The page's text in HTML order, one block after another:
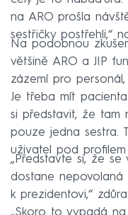
na ARO prošla
sestřičky postřehli,“
Na podobnou
většině ARO a JIP
zázemí pro
Je třeba mít
si představit, že tam
pouze jedna sestra.
uživatel pod
„Představte si, že se
dostane nepovolaná
k prezidentovi,“
„Skoro to vypadá